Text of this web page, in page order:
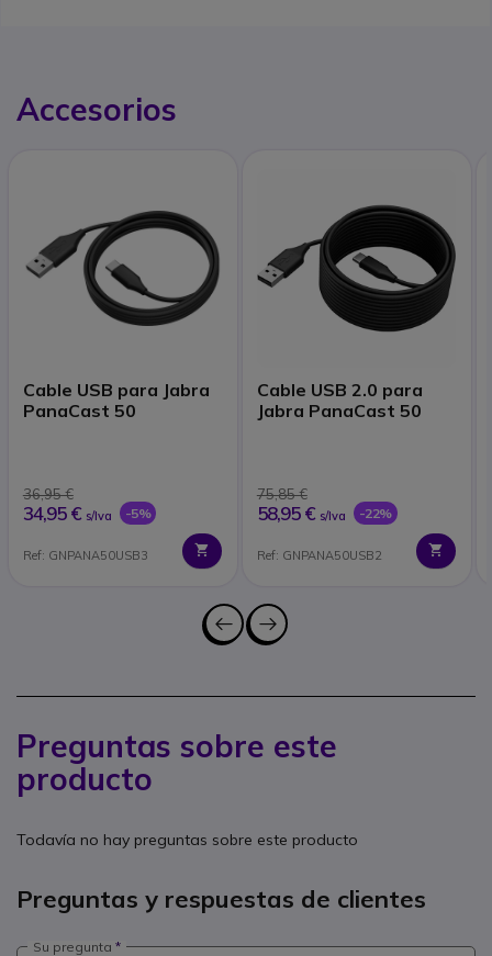
Accesorios
Cable USB para Jabra
PanaCast 50
36,95 €
34,95 € s/Iva -5%
Ref: GNPANA50USB3
Cable USB 2.0 para
Jabra PanaCast 50
75,85 €
58,95 € s/Iva -22%
Ref: GNPANA50USB2
Preguntas sobre este
producto
Todavía no hay preguntas sobre este producto
Preguntas y respuestas de clientes
Su pregunta